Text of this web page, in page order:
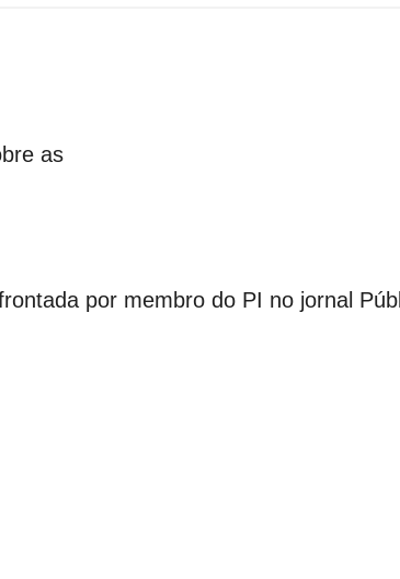
as
por membro do PI no jornal